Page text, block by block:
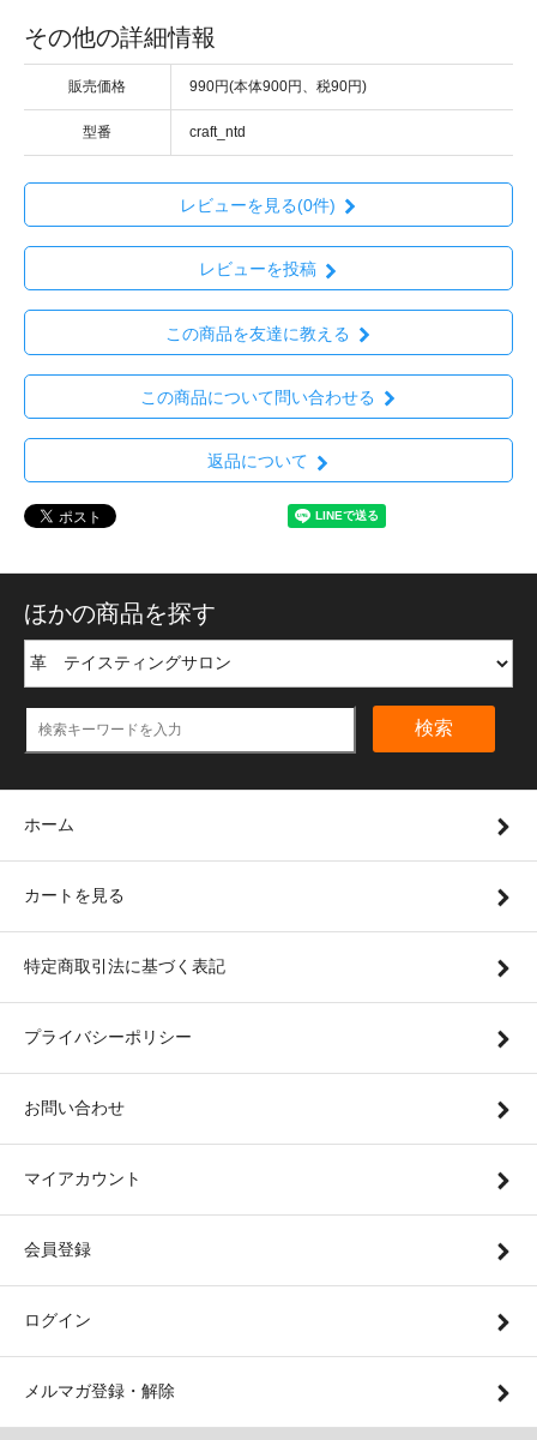
その他の詳細情報
販売価格 990円(本体900円、税90円)
型番 craft_ntd
レビューを見る(0件)
レビューを投稿
この商品を友達に教える
この商品について問い合わせる
返品について
ほかの商品を探す
検索
ホーム
カートを見る
特定商取引法に基づく表記
プライバシーポリシー
お問い合わせ
マイアカウント
会員登録
ログイン
メルマガ登録・解除